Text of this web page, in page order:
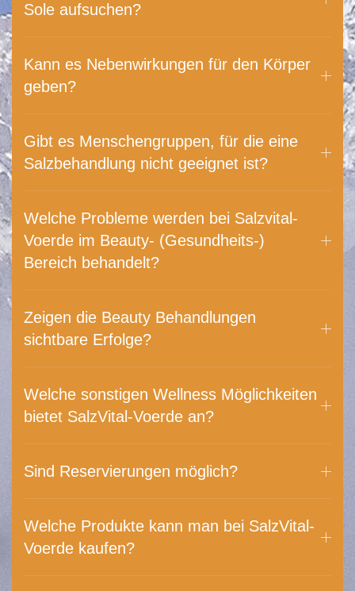
Sole aufsuchen?
Kann es Nebenwirkungen für den Körper
geben?
Gibt es Menschengruppen, für die eine
Salzbehandlung nicht geeignet ist?
Welche Probleme werden bei Salzvital-
Voerde im Beauty- (Gesundheits-)
Bereich behandelt?
Zeigen die Beauty Behandlungen
sichtbare Erfolge?
Welche sonstigen Wellness Möglichkeiten
bietet SalzVital-Voerde an?
Sind Reservierungen möglich?
Welche Produkte kann man bei SalzVital-
Voerde kaufen?